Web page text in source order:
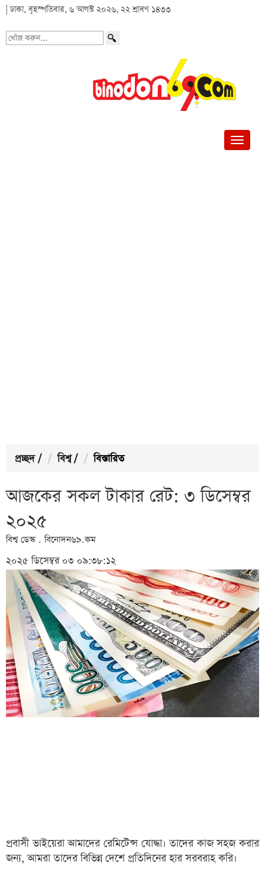
| ঢাকা, বৃহস্পতিবার, ৬ আগস্ট ২০২৬, ২২ শ্রাবণ ১৪৩৩
খোঁজ
প্রচ্ছদ / বিশ্ব / বিস্তারিত
আজকের সকল টাকার রেট: ৩ ডিসেম্বর
২০২৫
বিশ্ব ডেস্ক . বিনোদন৬৯.কম
২০২৫ ডিসেম্বর ০৩ ০৯:৩৮:১২
প্রবাসী ভাইয়েরা আমাদের রেমিটেন্স যোদ্ধা। তাদের কাজ সহজ করার
জন্য, আমরা তাদের বিভিন্ন দেশে প্রতিদিনের হার সরবরাহ করি।